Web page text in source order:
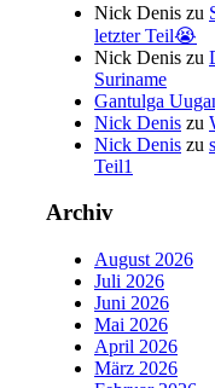
Nick Denis zu
letzter Teil😭
Nick Denis zu
Suriname
Gantulga
Nick Denis zu
Nick Denis zu
Teil1
Archiv
August 2026
Juli 2026
Juni 2026
Mai 2026
April 2026
März 2026